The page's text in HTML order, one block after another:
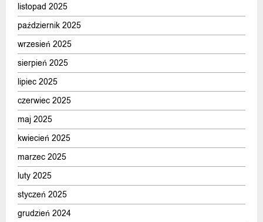
listopad 2025
październik 2025
wrzesień 2025
sierpień 2025
lipiec 2025
czerwiec 2025
maj 2025
kwiecień 2025
marzec 2025
luty 2025
styczeń 2025
grudzień 2024